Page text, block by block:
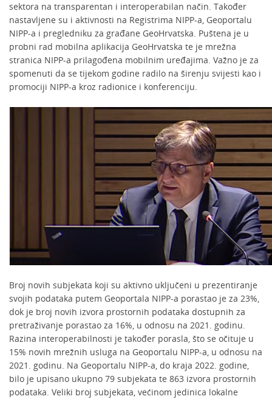
sektora na transparentan i interoperabilan način. Također
nastavljene su i aktivnosti na Registrima NIPP-a, Geoportalu
NIPP-a i pregledniku za građane GeoHrvatska. Puštena je u
probni rad mobilna aplikacija GeoHrvatska te je mrežna
stranica NIPP-a prilagođena mobilnim uređajima. Važno je za
spomenuti da se tijekom godine radilo na širenju svijesti kao i
promociji NIPP-a kroz radionice i konferenciju.
Broj novih subjekata koji su aktivno uključeni u prezentiranje
svojih podataka putem Geoportala NIPP-a porastao je za 23%,
dok je broj novih izvora prostornih podataka dostupnih za
pretraživanje porastao za 16%, u odnosu na 2021. godinu.
Razina interoperabilnosti je također porasla, što se očituje u
15% novih mrežnih usluga na Geoportalu NIPP-a, u odnosu na
2021. godinu. Na Geoportalu NIPP-a, do kraja 2022. godine,
bilo je upisano ukupno 79 subjekata te 863 izvora prostornih
podataka. Veliki broj subjekata, većinom jedinica lokalne